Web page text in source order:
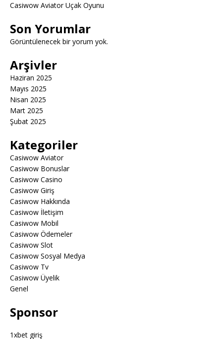
Casiwow Aviator Uçak Oyunu
Son Yorumlar
Görüntülenecek bir yorum yok.
Arşivler
Haziran 2025
Mayıs 2025
Nisan 2025
Mart 2025
Şubat 2025
Kategoriler
Casiwow Aviator
Casiwow Bonuslar
Casiwow Casino
Casiwow Giriş
Casiwow Hakkında
Casiwow İletişim
Casiwow Mobil
Casiwow Ödemeler
Casiwow Slot
Casiwow Sosyal Medya
Casiwow Tv
Casiwow Üyelik
Genel
Sponsor
1xbet giriş